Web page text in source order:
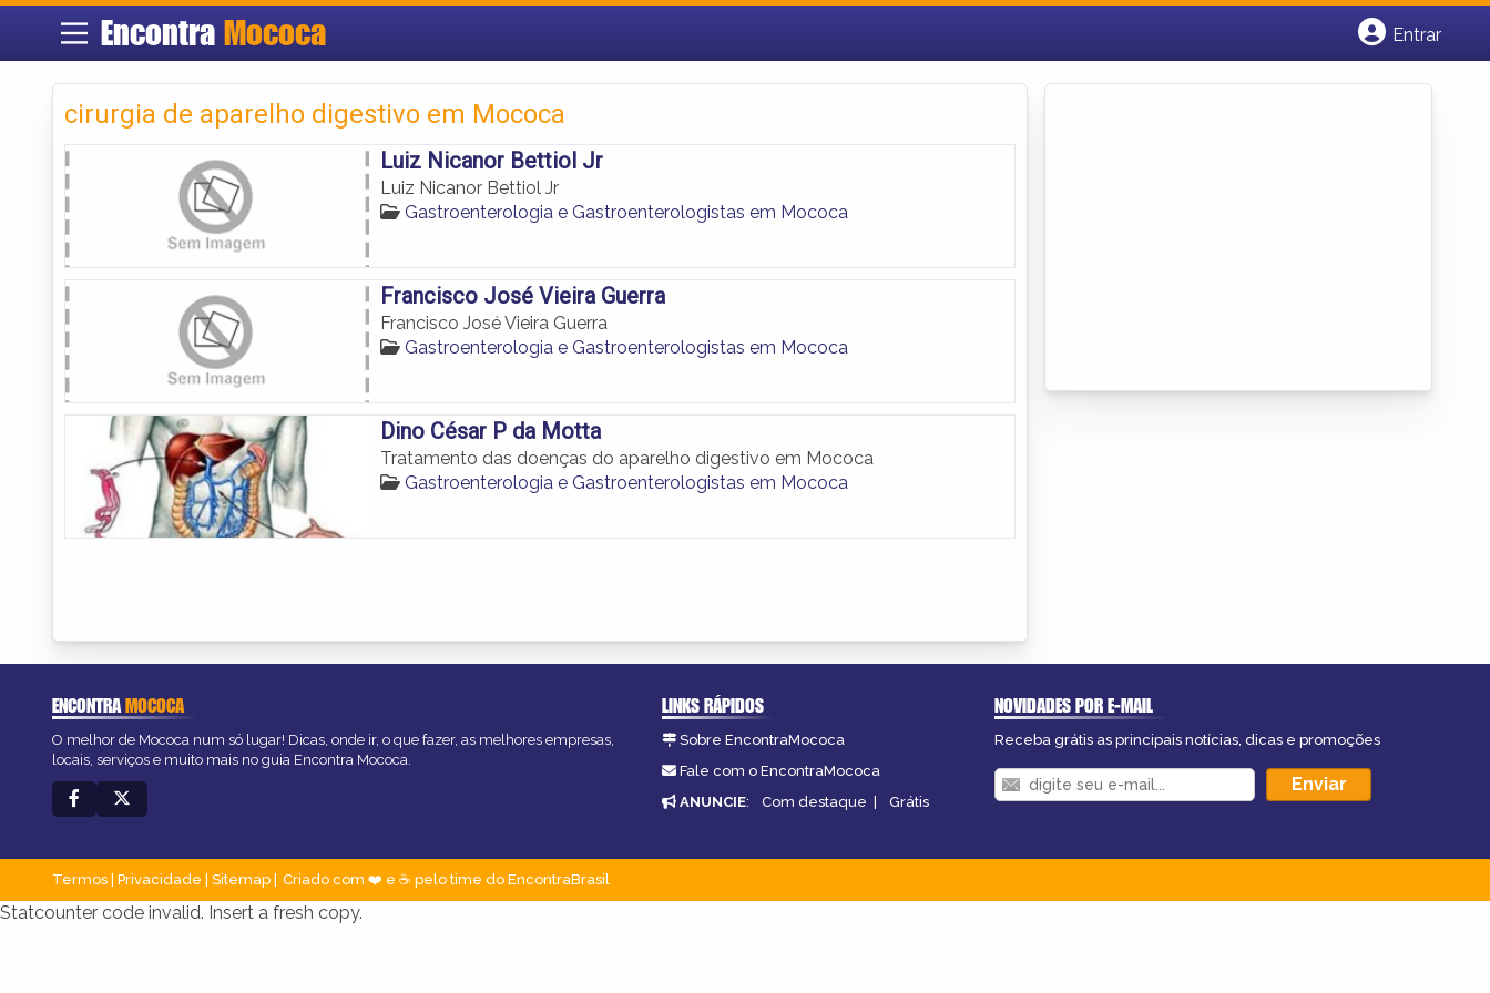
Encontra Mococa
Entrar
cirurgia de aparelho digestivo em Mococa
Luiz Nicanor Bettiol Jr
Luiz Nicanor Bettiol Jr
Gastroenterologia e Gastroenterologistas em Mococa
Francisco José Vieira Guerra
Francisco José Vieira Guerra
Gastroenterologia e Gastroenterologistas em Mococa
Dino César P da Motta
Tratamento das doenças do aparelho digestivo em Mococa
Gastroenterologia e Gastroenterologistas em Mococa
ENCONTRAMOCOCA
O melhor de Mococa num só lugar! Dicas, onde ir, o que fazer, as melhores empresas,
locais, serviços e muito mais no guia Encontra Mococa.
LINKS RÁPIDOS
Sobre EncontraMococa
Fale com o EncontraMococa
ANUNCIE: Com destaque | Grátis
NOVIDADES POR E-MAIL
Receba grátis as principais notícias, dicas e promoções
Termos Privacidade Sitemap Criado com ❤️ e ☕ pelo time do EncontraBrasil
Statcounter code invalid. Insert a fresh copy.